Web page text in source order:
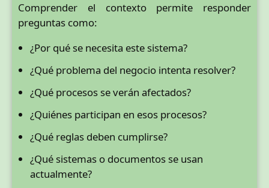
Comprender el contexto permite responder
preguntas como:
¿Por qué se necesita este sistema?
¿Qué problema del negocio intenta resolver?
¿Qué procesos se verán afectados?
¿Quiénes participan en esos procesos?
¿Qué reglas deben cumplirse?
¿Qué sistemas o documentos se usan
actualmente?